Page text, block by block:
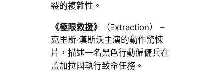
裂的複雜性。
《極限救援》
（Extraction） –
克里斯·漢斯沃主演的動作驚悚
片，描述一名黑色行動僱傭兵在
孟加拉國執行致命任務。